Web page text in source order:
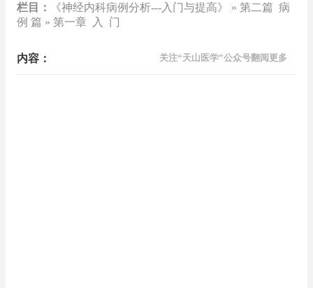
栏目：
《神经内科病例分析---入门与提高》 » 第二篇 病
例 篇 » 第一章 入 门
内容： 关注“天山医学”公众号翻阅更多